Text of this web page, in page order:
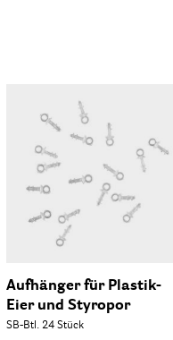
Aufhänger für Plastik-
Eier und Styropor
SB-Btl. 24 Stück